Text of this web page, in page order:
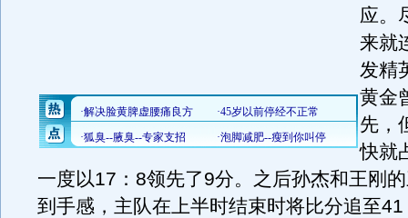
应。
来就
发精
黄金
先，
快就
一度以17：8领先了9分。之后孙杰和王刚
到手感，主队在上半时结束时将比分追至